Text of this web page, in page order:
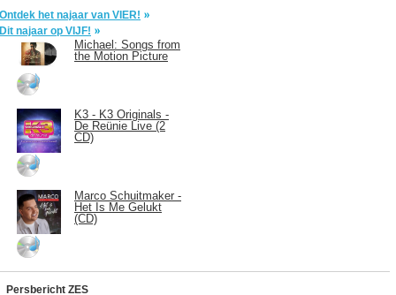
Ontdek het najaar van VIER!
Dit najaar op VIJF!
Michael: Songs from
the Motion Picture
K3 - K3 Originals -
De Reünie Live (2
CD)
Marco Schuitmaker -
Het Is Me Gelukt
(CD)
Persbericht ZES